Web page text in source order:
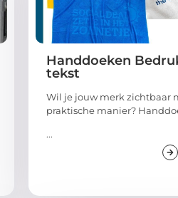
Handdoeken
tekst
Wil je jouw merk zichtbaar
praktische manier?
...